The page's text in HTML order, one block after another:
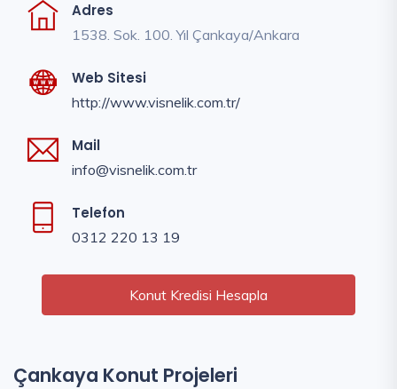
Adres
1538. Sok. 100. Yıl Çankaya/Ankara
Web Sitesi
http://www.visnelik.com.tr/
Mail
info@visnelik.com.tr
Telefon
0312 220 13 19
Konut Kredisi Hesapla
Çankaya Konut Projeleri